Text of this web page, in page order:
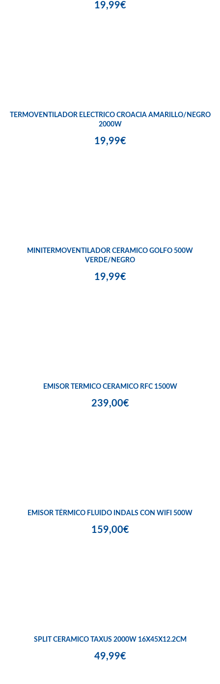
19,99€
TERMOVENTILADOR ELECTRICO CROACIA AMARILLO/NEGRO
2000W
19,99€
MINITERMOVENTILADOR CERAMICO GOLFO 500W
VERDE/NEGRO
19,99€
EMISOR TERMICO CERAMICO RFC 1500W
239,00€
EMISOR TÉRMICO FLUIDO INDALS CON WIFI 500W
159,00€
SPLIT CERAMICO TAXUS 2000W 16X45X12.2CM
49,99€